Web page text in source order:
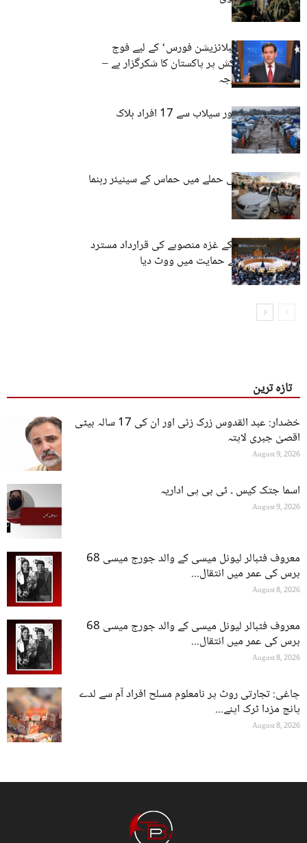
امریکہ ’غزہ سٹیبلائزیشن فورس‘ کے لیے فوج
بھیجنے کی پیشکش پر پاکستان کا شکرگزار ہے –
امریکی وزیرِ خارجہ
غزہ میں سردی اور سیلاب سے 17 افراد ہلاک
غزہ میں اسرائیلی حملے میں حماس کے سینیئر رہنما
ہلاک
حماس نے ٹرمپ کے غزہ منصوبے کی قرارداد مسترد
کردی، پاکستان نے حمایت میں ووٹ دیا
تازہ ترین
خضدار: عبد القدوس زرک زئی اور ان کی 17 سالہ بیٹی
اقصیٰ جبری لاپتہ
August 9, 2026
اسما جتک کیس ۔ ٹی بی پی اداریہ
August 9, 2026
معروف فٹبالر لیونل میسی کے والد جورج میسی 68
برس کی عمر میں انتقال...
August 8, 2026
معروف فٹبالر لیونل میسی کے والد جورج میسی 68
برس کی عمر میں انتقال...
August 8, 2026
چاغی: تجارتی روٹ پر نامعلوم مسلح افراد آم سے لدے
پانچ مزدا ٹرک اپنے...
August 8, 2026